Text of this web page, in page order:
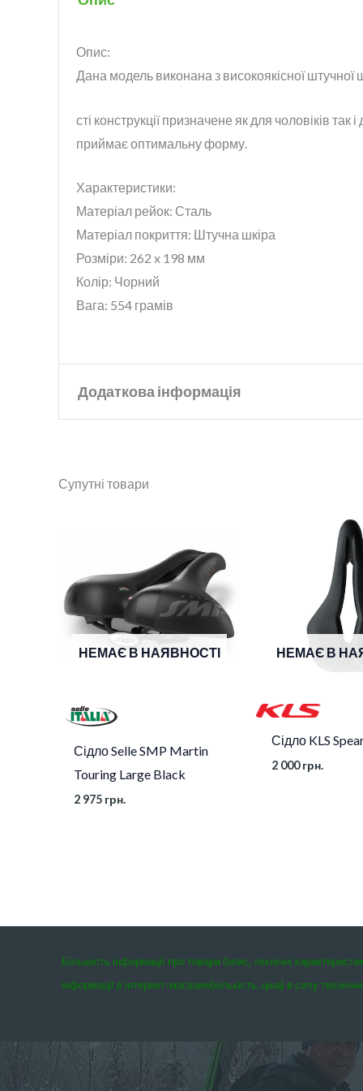
Опис:
Дана модель виконана з високоякісної
сті конструкції призначене як для чоловіків
приймає оптимальну форму.
Характеристики:
Матеріал рейок: Сталь
Матеріал покриття: Штучна шкіра
Розміри: 262 x 198 мм
Колір: Чорний
Вага: 554 грамів
Додаткова інформація
Колір
Супутні товари
НЕМАЄ В НАЯВНОСТІ
Сідло Selle SMP Martin
Touring Large Black
2 975 грн.
НЕМАЄ В
Сідло KLS
2 000грн.
Більшість інформації про товари (опис, технічні
інформації в інтернет-магазині(кількість, ціна) в силу